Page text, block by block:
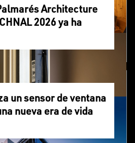
Architecture
2026 ya ha
un sensor de ventana
nueva era de vida